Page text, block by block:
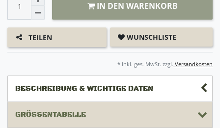
IN DEN WARENKORB
TEILEN WUNSCHLISTE
* inkl. ges. MwSt. zzgl. Versandkosten
BESCHREIBUNG & WICHTIGE DATEN
GRÖSSENTABELLE